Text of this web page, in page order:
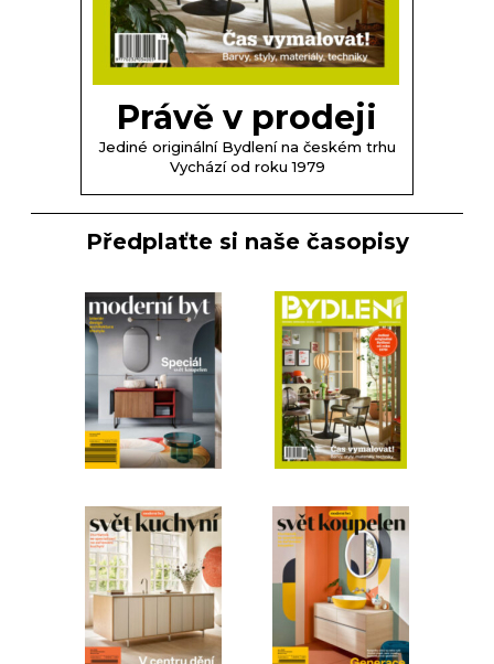
Právě v prodeji
Jediné originální Bydlení na českém trhu
Vychází od roku 1979
Předplaťte si naše časopisy